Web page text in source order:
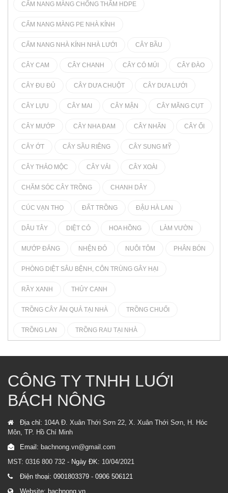
CẨM NANG MÀNG CHỐNG THẤM HDPE
CẨM NANG MÀNG PE NHÀ KÍNH
CẨM NANG NHÀ KÍNH NHÀ LƯỚI CÂY BẦU
CÂY CAM CÂY CHANH CÂY CÓ MÚI CÂY ĐÀO
CÂY ĐU ĐỦ CÂY DƯA CHUỘT CÂY DƯA LƯỚI
CÂY LỰU CÂY MAI CÂY MẬN CÂY MĂNG CỤT
CÂY MƯỚP CÂY NHA ĐAM CÂY NHÃN CÂY ỔI
CÂY ỚT CÂY SẦU RIÊNG CÂY SUNG MỸ
CÂY THẢO MỘC CÂY VẢI CÂY XOÀI
CHĂM SÓC CÂY TRỒNG CHANH DÂY
CÚC VẠN THỌ ĐẤT TRỒNG ĐẬU HÀ LAN
DÂU TÂY DIỆT CỎ HOA HỒNG LÀM VƯỜN
MƯỚP ĐẮNG NHỆN ĐỎ NUÔI TÔM PHÂN BÓN
PHÒNG DIỆT SÂU BỆNH, CÔN TRÙNG GÂY HẠI
RẦY XANH THỦY CANH
TRỒNG CÂY ĂN QUẢ TẠI NHÀ TRỒNG CHUỐI
TRỒNG LAN TRỒNG RAU TẠI NHÀ
CÔNG TY TNHH LUỚI
BÁCH NÔNG
Địa chỉ: 104A Đ. Xuân Thới Sơn 22, X. Xuân Thới Sơn, H. Hóc
Môn, TP. Hồ Chí Minh
Email: bachnong.vn@gmail.com
MST: 0316 800 732 - Ngày ĐK: 10/04/2021
Điện thoại: 0901803379 - 0906 506121
Website: bachnong.vn